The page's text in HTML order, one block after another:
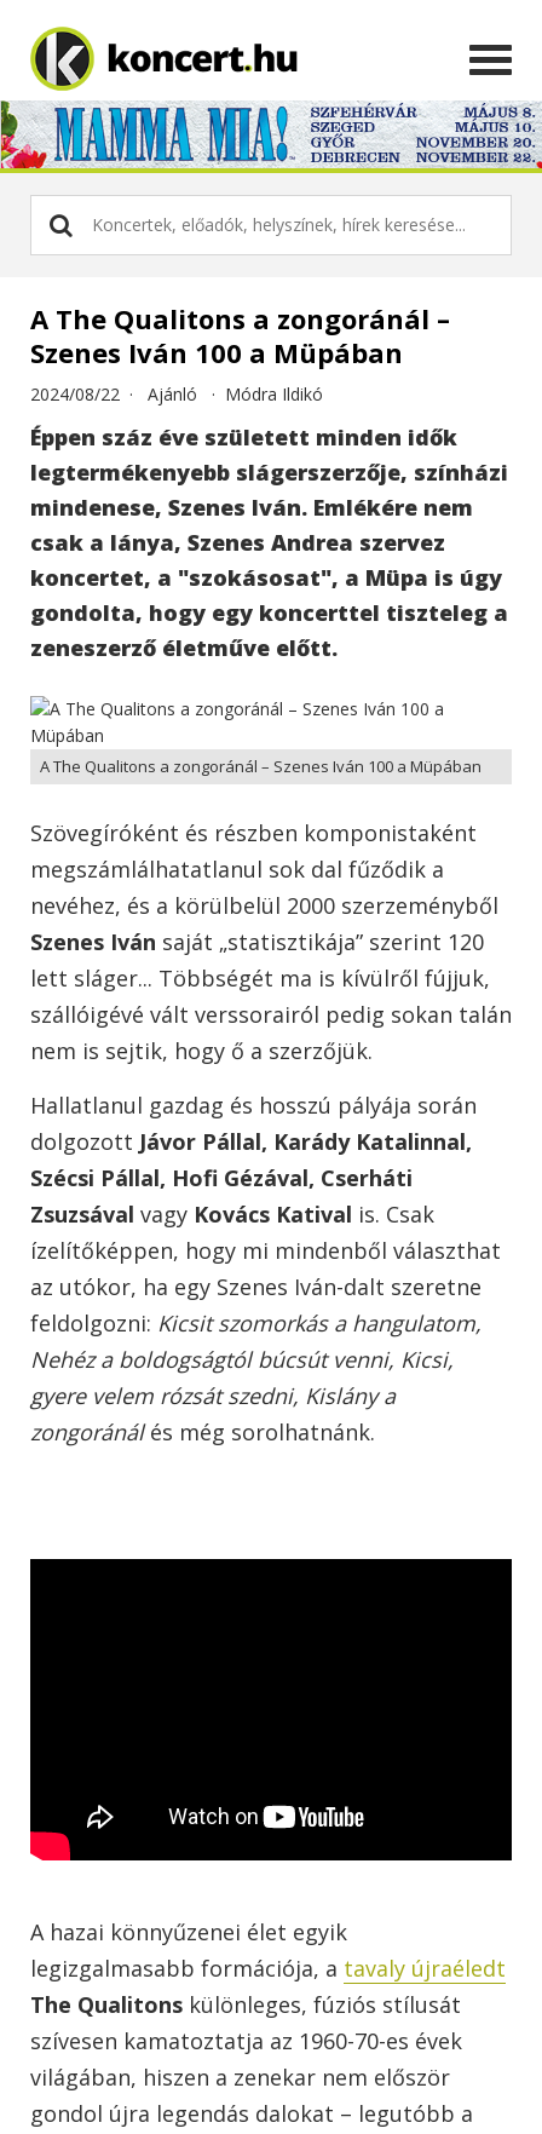
A The Qualitons a zongoránál –
Szenes Iván 100 a Müpában
2024/08/22 · Ajánló · Módra Ildikó
Éppen száz éve született minden idők
legtermékenyebb slágerszerzője, színházi
mindenese, Szenes Iván. Emlékére nem
csak a lánya, Szenes Andrea szervez
koncertet, a "szokásosat", a Müpa is úgy
gondolta, hogy egy koncerttel tiszteleg a
zeneszerző életműve előtt.
A The Qualitons a zongoránál – Szenes Iván 100 a Müpában
Szövegíróként és részben komponistaként
megszámlálhatatlanul sok dal fűződik a
nevéhez, és a körülbelül 2000 szerzeményből
Szenes Iván saját „statisztikája” szerint 120
lett sláger... Többségét ma is kívülről fújjuk,
szállóigévé vált verssorairól pedig sokan talán
nem is sejtik, hogy ő a szerzőjük.
Hallatlanul gazdag és hosszú pályája során
dolgozott Jávor Pállal, Karády Katalinnal,
Szécsi Pállal, Hofi Gézával, Cserháti
Zsuzsával vagy Kovács Katival is. Csak
ízelítőképpen, hogy mi mindenből választhat
az utókor, ha egy Szenes Iván-dalt szeretne
feldolgozni: Kicsit szomorkás a hangulatom,
Nehéz a boldogságtól búcsút venni, Kicsi,
gyere velem rózsát szedni, Kislány a
zongoránálés még sorolhatnánk.
A hazai könnyűzenei élet egyik
legizgalmasabb formációja, a tavaly újraéledt
The Qualitons különleges, fúziós stílusát
szívesen kamatoztatja az 1960-70-es évek
világában, hiszen a zenekar nem először
gondol újra legendás dalokat – legutóbb a